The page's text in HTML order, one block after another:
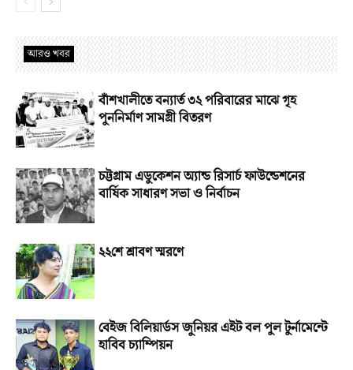
আরও খবর
বাঁশখালীতে বন্যার্ত ৩২ পরিবারের মাঝে গৃহ
পুননির্মাণ সামগ্রী বিতরণ
চট্টগ্রাম এডুকেশন অ্যান্ড রিসার্চ ফাউন্ডেশনের
বার্ষিক সাধারণ সভা ও নির্বাচন
২২শে শ্রাবণ স্মরণে
বেইজ বিলিয়ার্ডস জুনিয়র এইট বল পুল টুর্নামেন্টে
হাবিব চ্যাম্পিয়ন